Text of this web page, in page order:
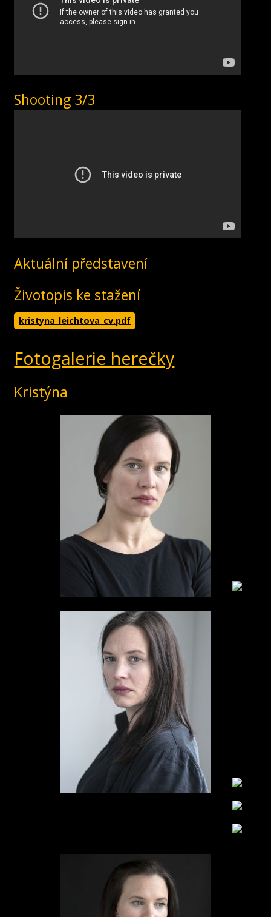
Shooting 3/3
Aktuální představení
Životopis ke stažení
kristyna_leichtova_cv.pdf
Fotogalerie herečky
Kristýna